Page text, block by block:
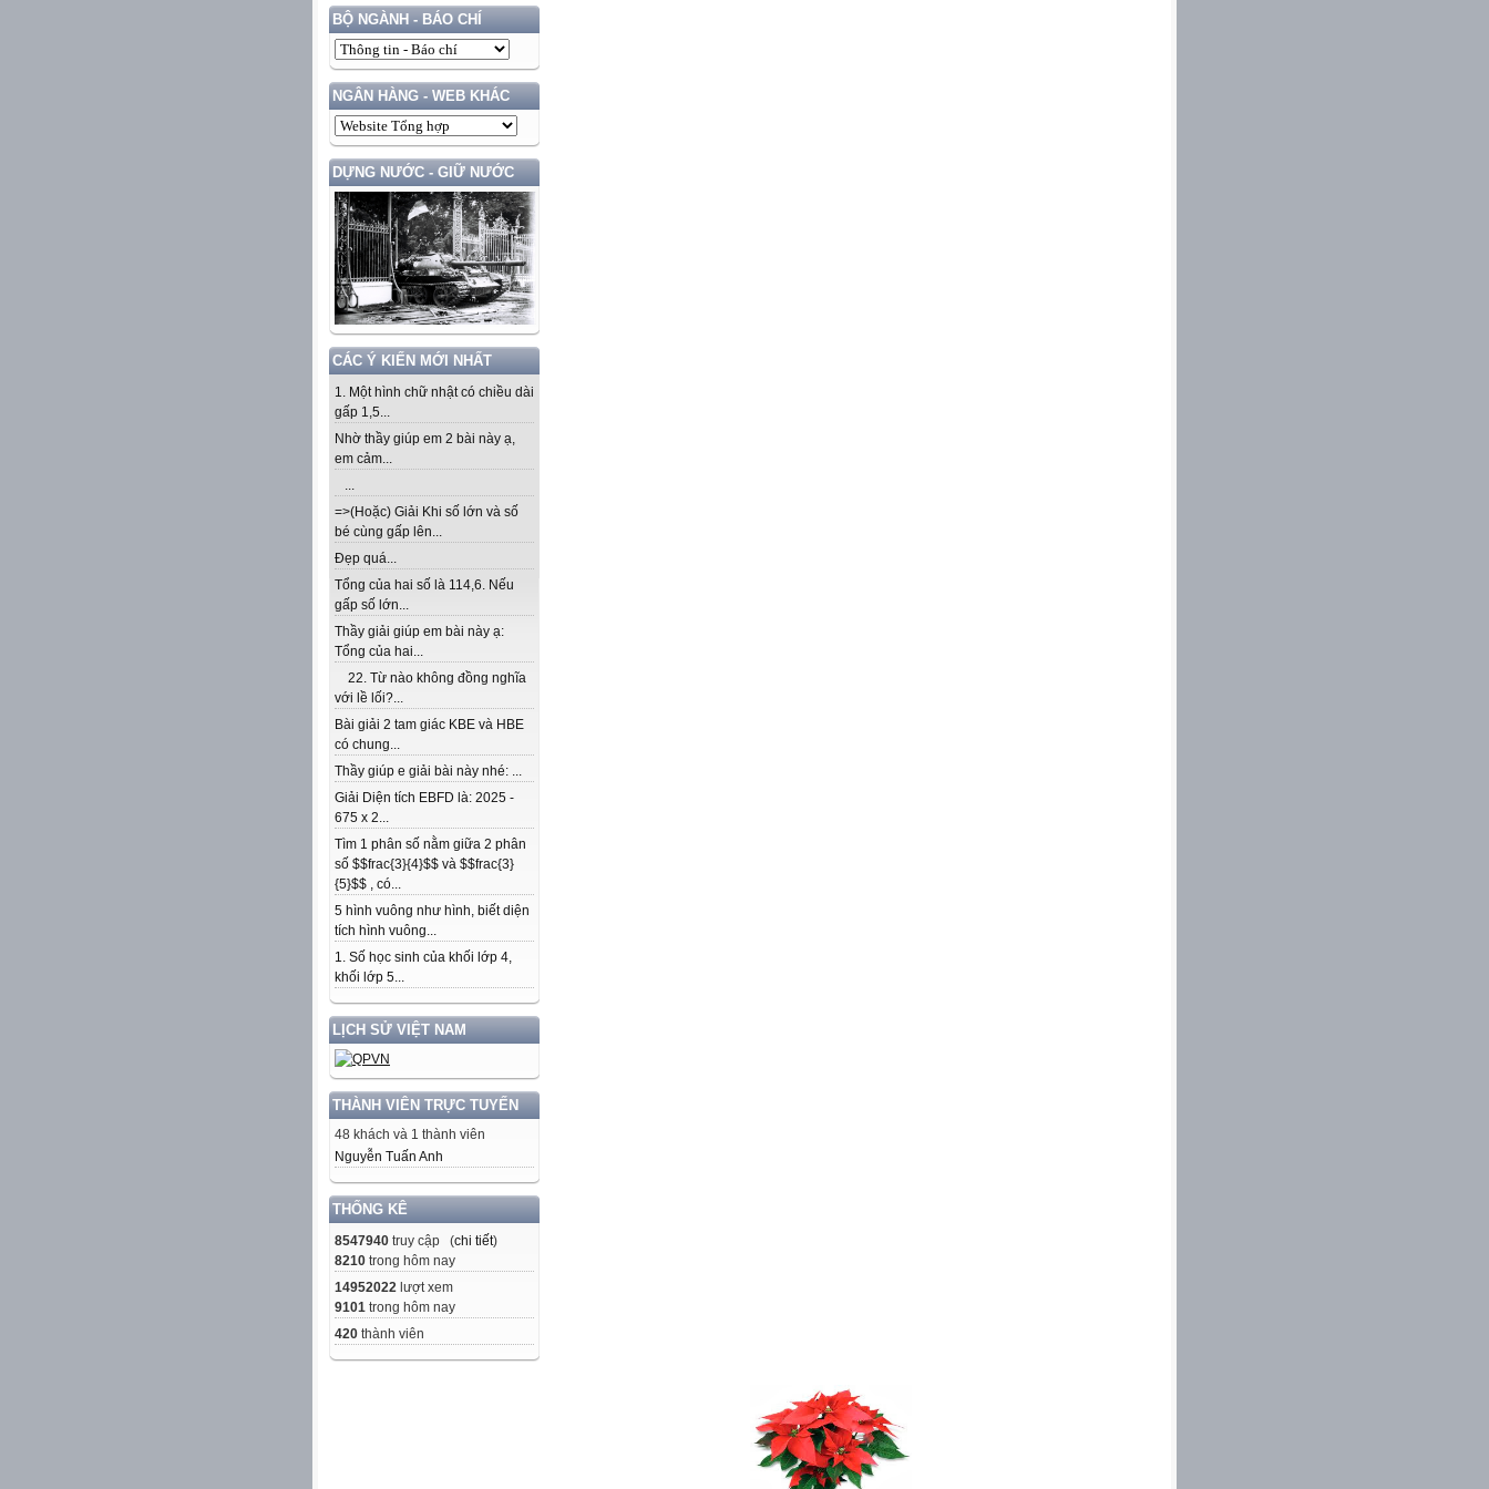
BỘ NGÀNH - BÁO CHÍ
NGÂN HÀNG - WEB KHÁC
DỰNG NƯỚC - GIỮ NƯỚC
CÁC Ý KIẾN MỚI NHẤT
1. Một hình chữ nhật có chiều dài
gấp 1,5...
Nhờ thầy giúp em 2 bài này ạ,
em cảm...
...
=>(Hoặc) Giải Khi số lớn và số
bé cùng gấp lên...
Đẹp quá...
Tổng của hai số là 114,6. Nếu
gấp số lớn...
Thầy giải giúp em bài này ạ:
Tổng của hai...
22. Từ nào không đồng nghĩa
với lề lối?...
Bài giải 2 tam giác KBE và HBE
có chung...
Thầy giúp e giải bài này nhé: ...
Giải Diện tích EBFD là: 2025 -
675 x 2...
Tìm 1 phân số nằm giữa 2 phân
số $$frac{3}{4}$$ và $$frac{3}
{5}$$ , có...
5 hình vuông như hình, biết diện
tích hình vuông...
1. Số học sinh của khối lớp 4,
khối lớp 5...
LỊCH SỬ VIỆT NAM
THÀNH VIÊN TRỰC TUYẾN
48 khách và 1 thành viên
Nguyễn Tuấn Anh
THỐNG KÊ
8547940 truy cập (chi tiết)
8210 trong hôm nay
14952022 lượt xem
9101 trong hôm nay
420 thành viên